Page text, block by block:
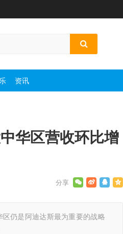
资讯
华区营收环比增
仍是阿迪达斯最为重要的战略